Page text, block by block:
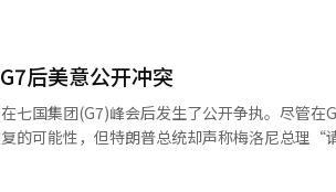
努力。” 他进一步表示：“能够进行活跃的首
团团长、驻韩摩洛哥大使沙菲克·拉沙迪，以
了美国、日本、菲律宾、新西兰、蒙古、中国
座位安排考虑了主要外交对象国和地区的代表
韩外交团举行的首次正式晚宴。在回归之前的
点是介绍韩国的饮食文化。提供了包括炸鸡和
后美意公开冲突
国集团(G7)峰会后发生了公开争执。尽管在
的可能性，但特朗普总统却声称梅洛尼总理“